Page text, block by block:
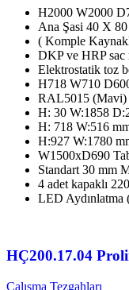
H2000 W2000
Ana Şasi 40 X
( Komple
DKP ve HRP sac
Elektrostatik toz
H718 W710
RAL5015
H: 30 W:1858
H: 718 W:516
H:927 W:1780
W1500xD690
Standart 30 mm
4 adet kapaklı
LED Aydınlatma
HÇ200.17.04
Çalışma Tezgahları